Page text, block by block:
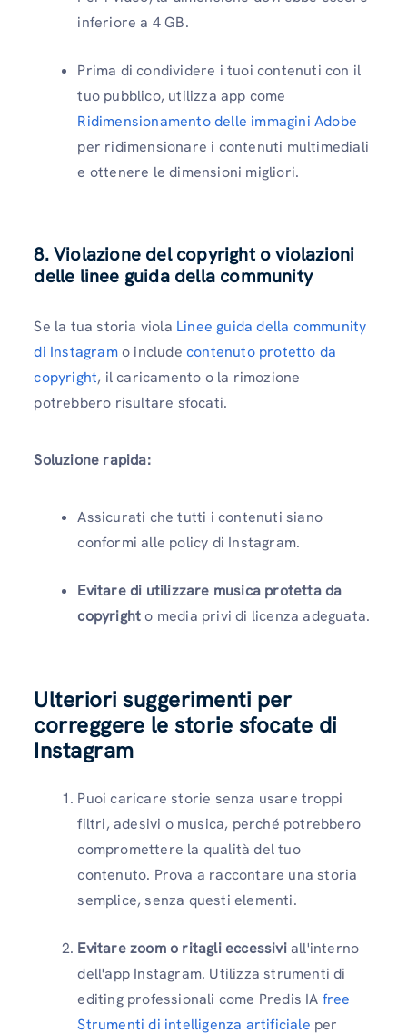
inferiore a 4 GB.
Prima di condividere i tuoi contenuti con il
tuo pubblico, utilizza app come
Ridimensionamento delle immagini Adobe
per ridimensionare i contenuti multimediali
e ottenere le dimensioni migliori.
8. Violazione del copyright o violazioni
delle linee guida della community
Se la tua storia viola Linee guida della community
di Instagramo include contenuto protetto da
copyright, il caricamento o la rimozione
potrebbero risultare sfocati.
Soluzione rapida:
Assicurati che tutti i contenuti siano
conformi alle policy di Instagram.
Evitare di utilizzare musica protetta da
copyrighto media privi di licenza adeguata.
Ulteriori suggerimenti per
correggere le storie sfocate di
Instagram
Puoi caricare storie senza usare troppi
filtri, adesivi o musica, perché potrebbero
compromettere la qualità del tuo
contenuto. Prova a raccontare una storia
semplice, senza questi elementi.
Evitare zoom o ritagli eccessiviall'interno
dell'app Instagram. Utilizza strumenti di
editing professionali come Predis IA free
Strumenti di intelligenza artificiale per